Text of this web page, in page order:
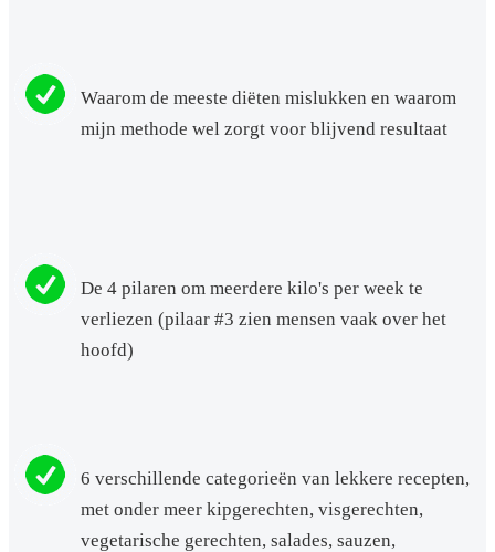
Waarom de meeste diëten mislukken en waarom
mijn methode wel zorgt voor blijvend resultaat
De 4 pilaren om meerdere kilo's per week te
verliezen (pilaar #3 zien mensen vaak over het
hoofd)
6 verschillende categorieën van lekkere recepten,
met onder meer kipgerechten, visgerechten,
vegetarische gerechten, salades, sauzen,